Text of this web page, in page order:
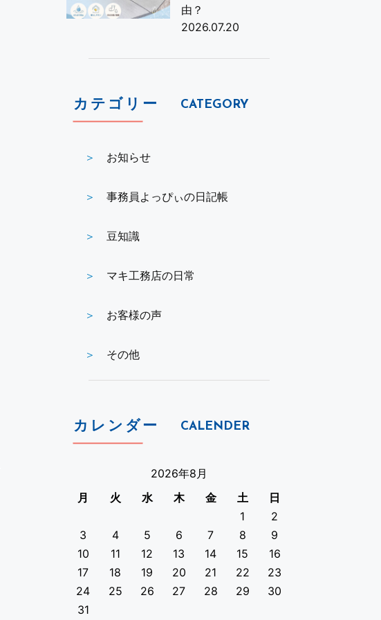
由？
2026.07.20
カテゴリー CATEGORY
お知らせ
事務員よっぴぃの日記帳
豆知識
マキ工務店の日常
お客様の声
その他
カレンダー CALENDER
2026年8月
月
火 水 木 金 土
日
1
2
3
4 5 6 7 8
9
10
11 12 13 14 15
16
17
18 19 20 21 22
23
24
25 26 27 28 29
30
31